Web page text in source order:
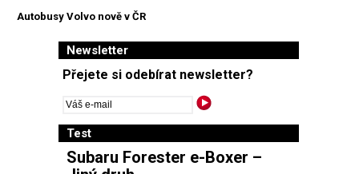
Autobusy Volvo nově v ČR
Newsletter
Přejete si odebírat newsletter?
Test
Subaru Forester e-Boxer –